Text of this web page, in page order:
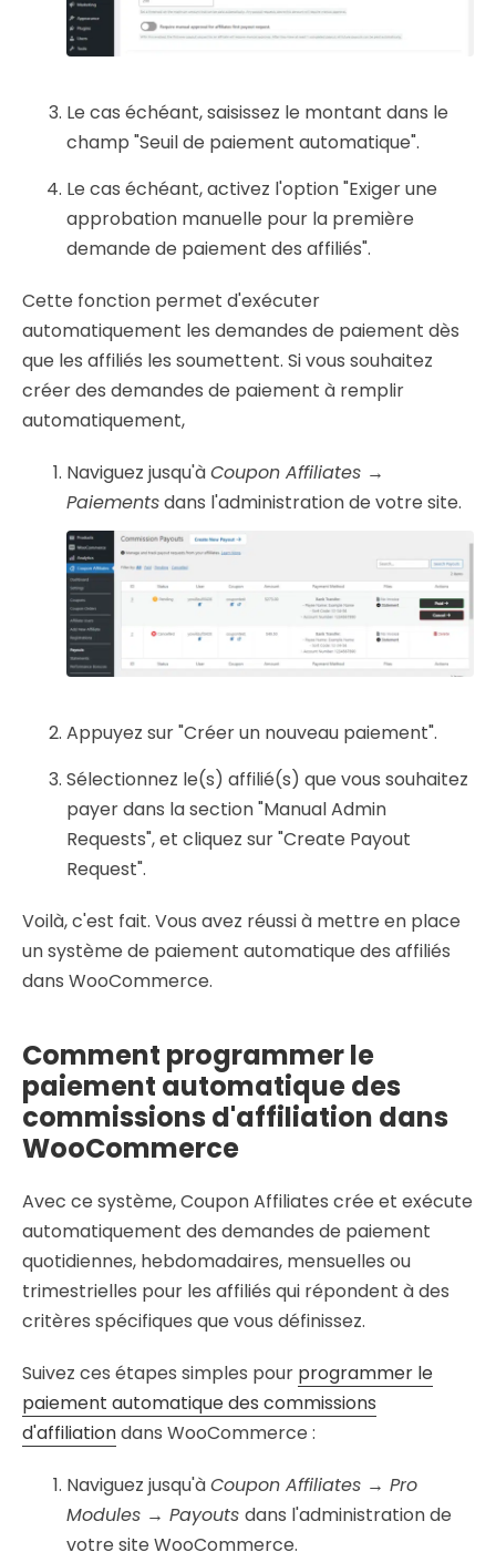
Le cas échéant, saisissez le montant dans le
champ "Seuil de paiement automatique".
Le cas échéant, activez l'option "Exiger une
approbation manuelle pour la première
demande de paiement des affiliés".
Cette fonction permet d'exécuter
automatiquement les demandes de paiement dès
que les affiliés les soumettent. Si vous souhaitez
créer des demandes de paiement à remplir
automatiquement,
Naviguez jusqu'àCoupon Affiliates →
Paiementsdans l'administration de votre site.
Appuyez sur "Créer un nouveau paiement".
Sélectionnez le(s) affilié(s) que vous souhaitez
payer dans la section "Manual Admin
Requests", et cliquez sur "Create Payout
Request".
Voilà, c'est fait. Vous avez réussi à mettre en place
un système de paiement automatique des affiliés
dans WooCommerce.
Comment programmer le
paiement automatique des
commissions d'affiliation dans
WooCommerce
Avec ce système, Coupon Affiliates crée et exécute
automatiquement des demandes de paiement
quotidiennes, hebdomadaires, mensuelles ou
trimestrielles pour les affiliés qui répondent à des
critères spécifiques que vous définissez.
Suivez ces étapes simples pour programmer le
paiement automatique des commissions
d'affiliationdans WooCommerce :
Naviguez jusqu'àCoupon Affiliates → Pro
Modules → Payouts dans l'administration de
votre site WooCommerce.